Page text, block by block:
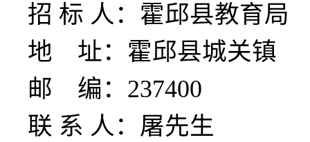
招 标 人： 霍邱县教育局
地
址： 霍邱县城关镇
邮
编： 237400
联 系 人： 屠先生